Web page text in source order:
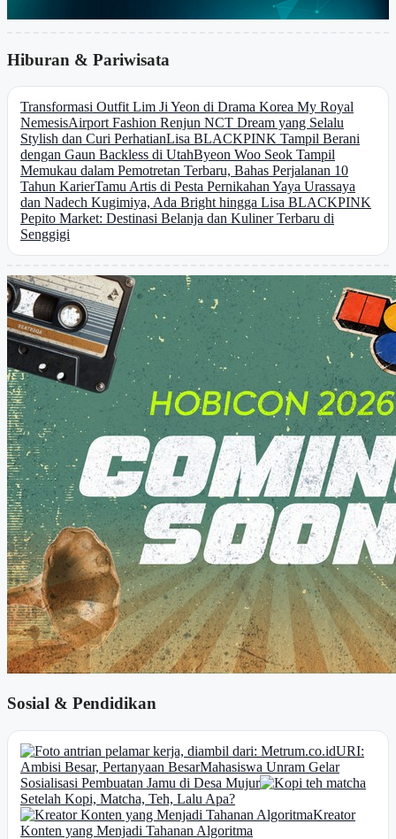
Hiburan & Pariwisata
Transformasi Outfit Lim Ji Yeon di Drama Korea My Royal
NemesisAirport Fashion Renjun NCT Dream yang Selalu
Stylish dan Curi PerhatianLisa BLACKPINK Tampil Berani
dengan Gaun Backless di UtahByeon Woo Seok Tampil
Memukau dalam Pemotretan Terbaru, Bahas Perjalanan 10
Tahun KarierTamu Artis di Pesta Pernikahan Yaya Urassaya
dan Nadech Kugimiya, Ada Bright hingga Lisa BLACKPINK
Pepito Market: Destinasi Belanja dan Kuliner Terbaru di
Senggigi
Sosial & Pendidikan
URI:
Ambisi Besar, Pertanyaan BesarMahasiswa Unram Gelar
Sosialisasi Pembuatan Jamu di Desa Mujur
Setelah Kopi, Matcha, Teh, Lalu Apa?
Kreator
Konten yang Menjadi Tahanan Algoritma